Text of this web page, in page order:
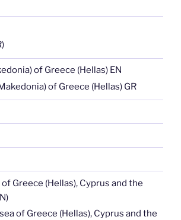
of Greece (Hellas) EN
of Greece (Hellas) GR
Greece (Hellas), Cyprus and the
of Greece (Hellas), Cyprus and the